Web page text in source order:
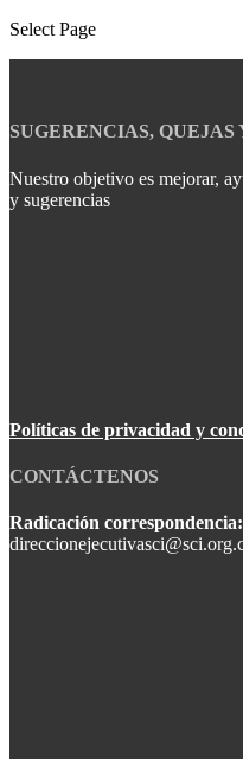
Select Page
SUGERENCIAS, QUEJAS
Nuestro objetivo es mejorar,
y sugerencias
Políticas de privacidad y
CONTÁCTENOS
Radicación correspondencia: